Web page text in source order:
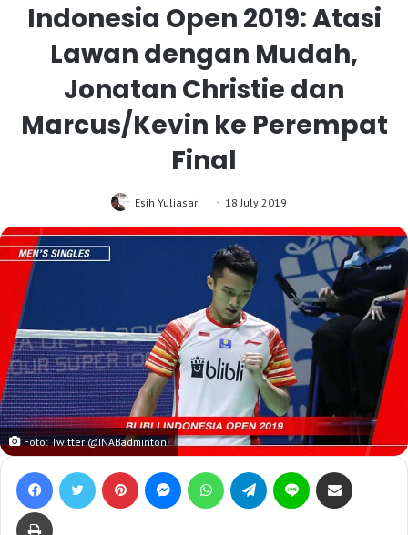
Indonesia Open 2019: Atasi
Lawan dengan Mudah,
Jonatan Christie dan
Marcus/Kevin ke Perempat
Final
Esih Yuliasari 18 July 2019
Foto: Twitter @INABadminton.